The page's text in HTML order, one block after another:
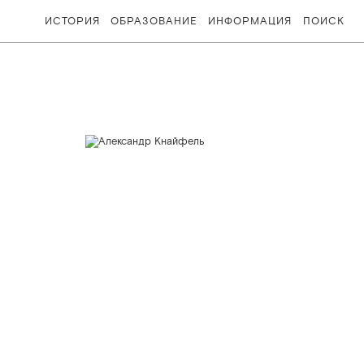
ИСТОРИЯ ОБРАЗОВАНИЕ ИНФОРМАЦИЯ ПОИСК